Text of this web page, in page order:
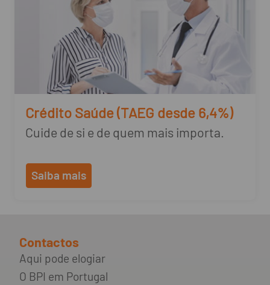
Crédito Saúde (TAEG desde 6,4%)
Cuide de si e de quem mais importa.
Saiba mais
Contactos
Aqui pode elogiar
O BPI em Portugal